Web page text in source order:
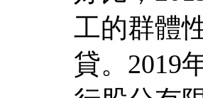
工的群體
貸。2019